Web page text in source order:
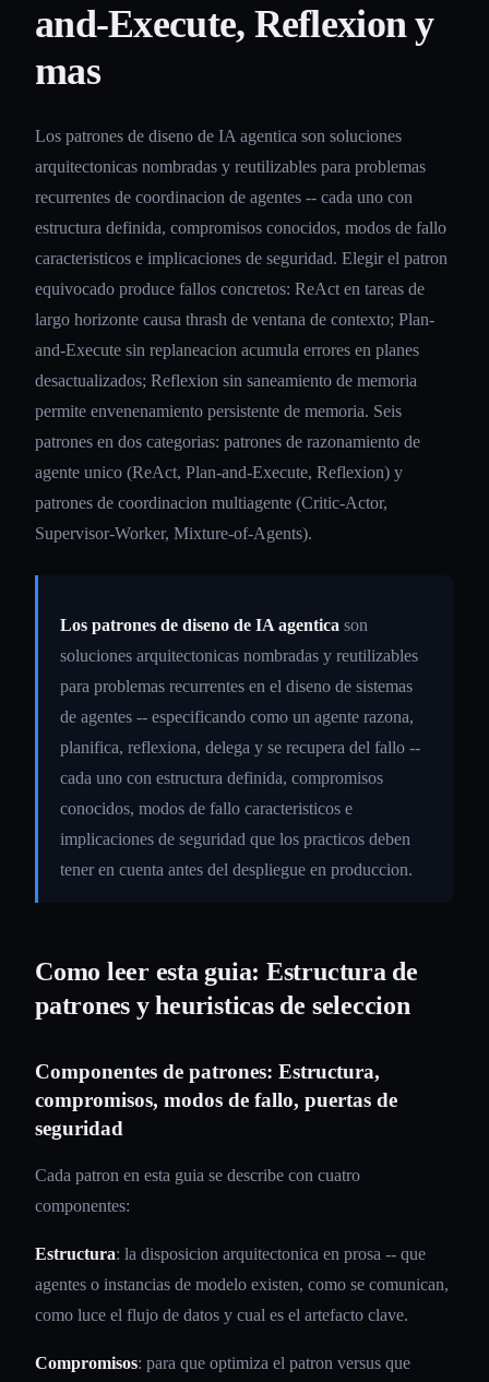
and-Execute, Reflexion y
mas
Los patrones de diseno de IA agentica son soluciones
arquitectonicas nombradas y reutilizables para problemas
recurrentes de coordinacion de agentes -- cada uno con
estructura definida, compromisos conocidos, modos de fallo
caracteristicos e implicaciones de seguridad. Elegir el patron
equivocado produce fallos concretos: ReAct en tareas de
largo horizonte causa thrash de ventana de contexto; Plan-
and-Execute sin replaneacion acumula errores en planes
desactualizados; Reflexion sin saneamiento de memoria
permite envenenamiento persistente de memoria. Seis
patrones en dos categorias: patrones de razonamiento de
agente unico (ReAct, Plan-and-Execute, Reflexion) y
patrones de coordinacion multiagente (Critic-Actor,
Supervisor-Worker, Mixture-of-Agents).
Los patrones de diseno de IA agentica son
soluciones arquitectonicas nombradas y reutilizables
para problemas recurrentes en el diseno de sistemas
de agentes -- especificando como un agente razona,
planifica, reflexiona, delega y se recupera del fallo --
cada uno con estructura definida, compromisos
conocidos, modos de fallo caracteristicos e
implicaciones de seguridad que los practicos deben
tener en cuenta antes del despliegue en produccion.
Como leer esta guia: Estructura de
patrones y heuristicas de seleccion
Componentes de patrones: Estructura,
compromisos, modos de fallo, puertas de
seguridad
Cada patron en esta guia se describe con cuatro
componentes:
Estructura: la disposicion arquitectonica en prosa -- que
agentes o instancias de modelo existen, como se comunican,
como luce el flujo de datos y cual es el artefacto clave.
Compromisos: para que optimiza el patron versus que